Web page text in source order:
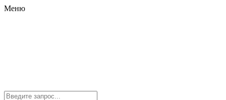
Меню